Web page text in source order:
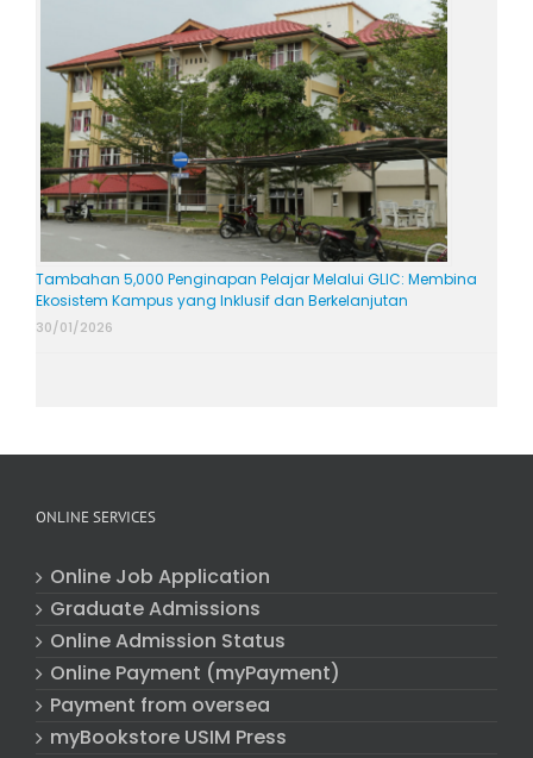
Tambahan 5,000 Penginapan Pelajar Melalui GLIC: Membina
Ekosistem Kampus yang Inklusif dan Berkelanjutan
30/01/2026
ONLINE SERVICES
Online Job Application
Graduate Admissions
Online Admission Status
Online Payment (myPayment)
Payment from oversea
myBookstore USIM Press